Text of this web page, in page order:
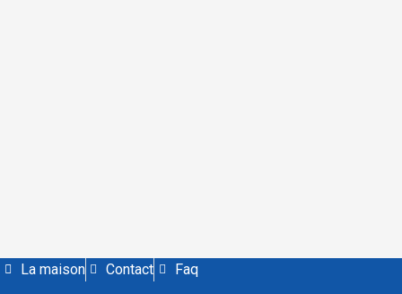
La maison Contact Faq